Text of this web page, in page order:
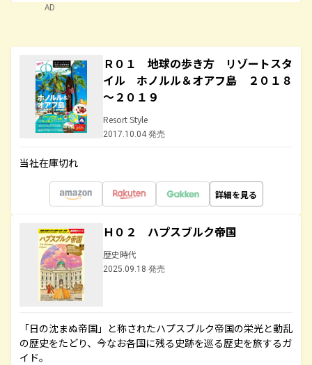
AD
Ｒ０１ 地球の歩き方 リゾートスタ
イル ホノルル＆オアフ島 ２０１８
～２０１９
Resort Style
2017.10.04 発売
当社在庫切れ
詳細を見る
Ｈ０２ ハプスブルク帝国
歴史時代
2025.09.18 発売
「日の沈まぬ帝国」と称されたハプスブルク帝国の栄光と動乱
の歴史をたどり、今なお各国に残る史跡を巡る歴史を旅するガ
イド。